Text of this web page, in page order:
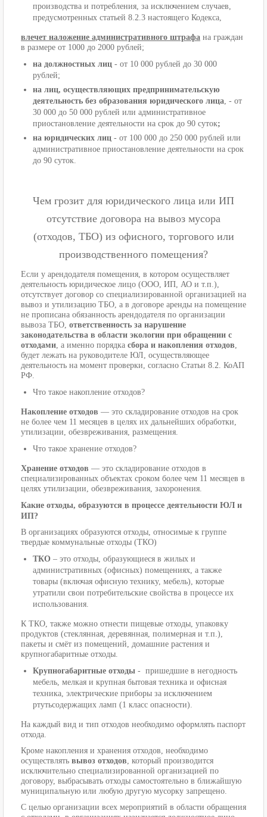
производства и потребления, за исключением случаев,
предусмотренных статьей 8.2.3 настоящего Кодекса,
влечет наложение административного штрафа на граждан
в размере от 1000 до 2000 рублей;
на должностных лиц - от 10 000 рублей до 30 000
рублей;
на лиц, осуществляющих предпринимательскую
деятельность без образования юридического лица , - от
30 000 до 50 000 рублей или административное
приостановление деятельности на срок до 90 суток;
на юридических лиц - от 100 000 до 250 000 рублей или
административное приостановление деятельности на срок
до 90 суток.
Чем грозит для юридического лица или ИП
отсутствие договора на вывоз мусора
(отходов, ТБО) из офисного, торгового или
производственного помещения?
Если у арендодателя помещения, в котором осуществляет
деятельность юридическое лицо (ООО, ИП, АО и т.п.),
отсутствует договор со специализированной организацией на
вывоз и утилизацию ТБО, а в договоре аренды на помещение
не прописана обязанность арендодателя по организации
вывоза ТБО, ответственность за нарушение
законодательства в области экологии при обращении с
отходами , а именно порядка сбора и накопления отходов
будет лежать на руководителе ЮЛ, осуществляющее
деятельность на момент проверки, согласно Статьи 8.2. КоАП
РФ.
Что такое накопление отходов?
Накопление отходов — это складирование отходов на срок
не более чем 11 месяцев в целях их дальнейших обработки,
утилизации, обезвреживания, размещения.
Что такое хранение отходов?
Хранение отходов — это складирование отходов в
специализированных объектах сроком более чем 11 месяцев в
целях утилизации, обезвреживания, захоронения.
Какие отходы, образуются в процессе деятельности ЮЛ и
ИП?
В организациях образуются отходы, относимые к группе
твердые коммунальные отходы (ТКО)
ТКО – это отходы, образующиеся в жилых и
административных (офисных) помещениях, а также
товары (включая офисную технику, мебель), которые
утратили свои потребительские свойства в процессе их
использования.
К ТКО, также можно отнести пищевые отходы, упаковку
продуктов (стеклянная, деревянная, полимерная и т.п.),
пакеты и смёт из помещений, домашние растения и
крупногабаритные отходы.
Крупногабаритные отходы - пришедшие в негодность
мебель, мелкая и крупная бытовая техника и офисная
техника, электрические приборы за исключением
ртутьсодержащих ламп (1 класс опасности).
На каждый вид и тип отходов необходимо оформлять паспорт
отхода.
Кроме накопления и хранения отходов, необходимо
осуществлять вывоз отходов , который производится
исключительно специализированной организацией по
договору, выбрасывать отходы самостоятельно в ближайшую
муниципальную или любую другую мусорку запрещено.
С целью организации всех мероприятий в области обращения